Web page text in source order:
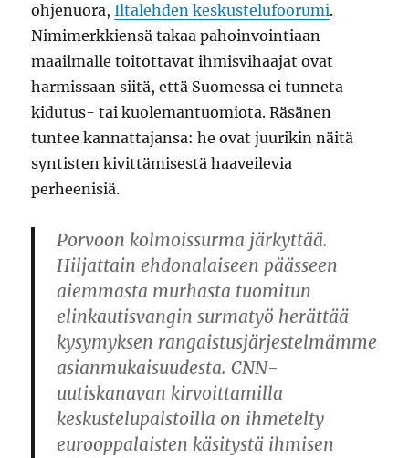
ohjenuora,Iltalehden keskustelufoorumi.
Nimimerkkiensä takaa pahoinvointiaan
maailmalle toitottavat ihmisvihaajat ovat
harmissaan siitä, että Suomessa ei tunneta
kidutus- tai kuolemantuomiota. Räsänen
tuntee kannattajansa: he ovat juurikin näitä
syntisten kivittämisestä haaveilevia
perheenisiä.
Porvoon kolmoissurma järkyttää.
Hiljattain ehdonalaiseen päässeen
aiemmasta murhasta tuomitun
elinkautisvangin surmatyö herättää
kysymyksen rangaistusjärjestelmämme
asianmukaisuudesta. CNN-
uutiskanavan kirvoittamilla
keskustelupalstoilla on ihmetelty
eurooppalaisten käsitystä ihmisen